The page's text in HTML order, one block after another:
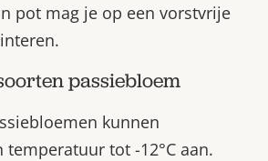
pot mag je op een vorstvrije
passiebloem
kunnen
tot -12°C aan.